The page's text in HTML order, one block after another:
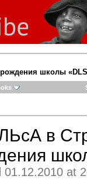
школы
в
01.12.2010 at